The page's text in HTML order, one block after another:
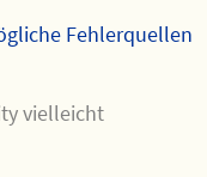
Fehlerquellen
vielleicht